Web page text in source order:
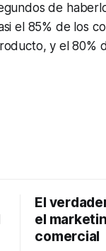
de
el 85% de los
y el 80%
El
el
comercial